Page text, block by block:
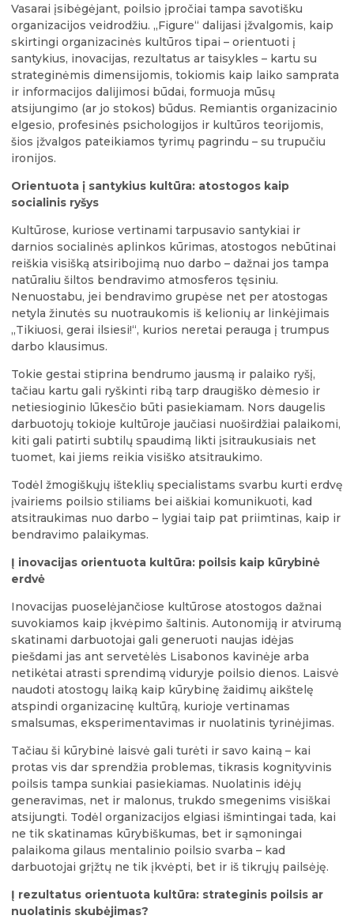
Vasarai įsibėgėjant, poilsio įpročiai tampa savotišku
organizacijos veidrodžiu. „Figure“ dalijasi įžvalgomis, kaip
skirtingi organizacinės kultūros tipai – orientuoti į
santykius, inovacijas, rezultatus ar taisykles – kartu su
strateginėmis dimensijomis, tokiomis kaip laiko samprata
ir informacijos dalijimosi būdai, formuoja mūsų
atsijungimo (ar jo stokos) būdus. Remiantis organizacinio
elgesio, profesinės psichologijos ir kultūros teorijomis,
šios įžvalgos pateikiamos tyrimų pagrindu – su trupučiu
ironijos.
Orientuota į santykius kultūra: atostogos kaip
socialinis ryšys
Kultūrose, kuriose vertinami tarpusavio santykiai ir
darnios socialinės aplinkos kūrimas, atostogos nebūtinai
reiškia visišką atsiribojimą nuo darbo – dažnai jos tampa
natūraliu šiltos bendravimo atmosferos tęsiniu.
Nenuostabu, jei bendravimo grupėse net per atostogas
netyla žinutės su nuotraukomis iš kelionių ar linkėjimais
„Tikiuosi, gerai ilsiesi!“, kurios neretai perauga į trumpus
darbo klausimus.
Tokie gestai stiprina bendrumo jausmą ir palaiko ryšį,
tačiau kartu gali ryškinti ribą tarp draugiško dėmesio ir
netiesioginio lūkesčio būti pasiekiamam. Nors daugelis
darbuotojų tokioje kultūroje jaučiasi nuoširdžiai palaikomi,
kiti gali patirti subtilų spaudimą likti įsitraukusiais net
tuomet, kai jiems reikia visiško atsitraukimo.
Todėl žmogiškųjų išteklių specialistams svarbu kurti erdvę
įvairiems poilsio stiliams bei aiškiai komunikuoti, kad
atsitraukimas nuo darbo – lygiai taip pat priimtinas, kaip ir
bendravimo palaikymas.
Į inovacijas orientuota kultūra: poilsis kaip kūrybinė
erdvė
Inovacijas puoselėjančiose kultūrose atostogos dažnai
suvokiamos kaip įkvėpimo šaltinis. Autonomiją ir atvirumą
skatinami darbuotojai gali generuoti naujas idėjas
piešdami jas ant servetėlės Lisabonos kavinėje arba
netikėtai atrasti sprendimą viduryje poilsio dienos. Laisvė
naudoti atostogų laiką kaip kūrybinę žaidimų aikštelę
atspindi organizacinę kultūrą, kurioje vertinamas
smalsumas, eksperimentavimas ir nuolatinis tyrinėjimas.
Tačiau ši kūrybinė laisvė gali turėti ir savo kainą – kai
protas vis dar sprendžia problemas, tikrasis kognityvinis
poilsis tampa sunkiai pasiekiamas. Nuolatinis idėjų
generavimas, net ir malonus, trukdo smegenims visiškai
atsijungti. Todėl organizacijos elgiasi išmintingai tada, kai
ne tik skatinamas kūrybiškumas, bet ir sąmoningai
palaikoma gilaus mentalinio poilsio svarba – kad
darbuotojai grįžtų ne tik įkvėpti, bet ir iš tikrųjų pailsėję.
Į rezultatus orientuota kultūra: strateginis poilsis ar
nuolatinis skubėjimas?